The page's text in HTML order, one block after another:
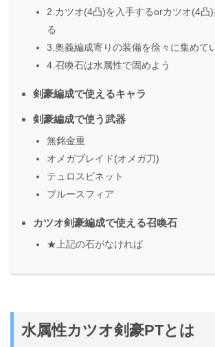
2.カツオ(4凸)を入手するorカツオ(4凸
る
3.奥義編成寄りの装備を徐々に集めて
4.召喚石は水属性で固めよう
剣豪編成で使えるキャラ
剣豪編成で使う武器
無銘金重
オメガブレイド(オメガ刀)
テュロスビネット
ブルースフィア
カツオ剣豪編成で使える召喚石
★上記の石がなければ
水属性カツオ剣豪PTとは